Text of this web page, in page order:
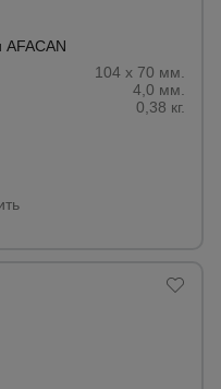
104 х 70 мм.
4,0 мм.
0,38 кг.